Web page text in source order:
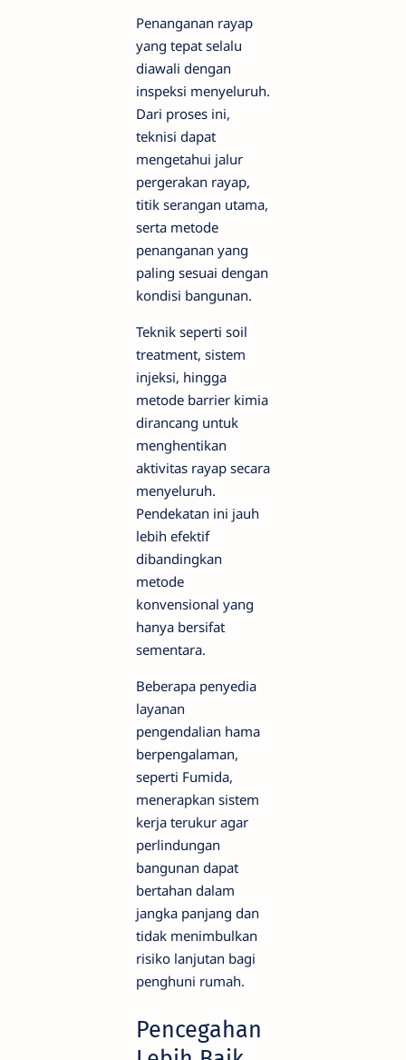
Penanganan rayap
yang tepat selalu
diawali dengan
inspeksi menyeluruh.
Dari proses ini,
teknisi dapat
mengetahui jalur
pergerakan rayap,
titik serangan utama,
serta metode
penanganan yang
paling sesuai dengan
kondisi bangunan.
Teknik seperti soil
treatment, sistem
injeksi, hingga
metode barrier kimia
dirancang untuk
menghentikan
aktivitas rayap secara
menyeluruh.
Pendekatan ini jauh
lebih efektif
dibandingkan
metode
konvensional yang
hanya bersifat
sementara.
Beberapa penyedia
layanan
pengendalian hama
berpengalaman,
seperti Fumida,
menerapkan sistem
kerja terukur agar
perlindungan
bangunan dapat
bertahan dalam
jangka panjang dan
tidak menimbulkan
risiko lanjutan bagi
penghuni rumah.
Pencegahan